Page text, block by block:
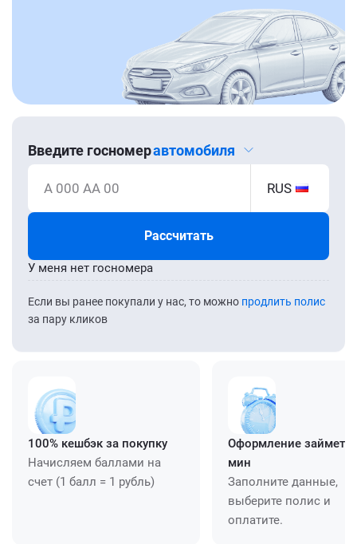
Введите госномеравтомобиля
А 000 АА 00 RUS
Рассчитать
Если вы ранее покупали у нас, то можно продлить полис
за пару кликов
У меня нет госномера
100% кешбэк за покупку
Начисляем баллами на
счет (1 балл = 1 рубль)
Оформление займет
мин
Заполните данные,
выберите полис и
оплатите.